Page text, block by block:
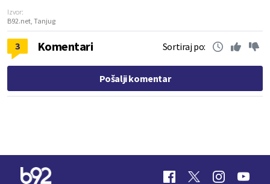
Izvor:
B92.net, Tanjug
3 Komentari Sortiraj po:
Pošalji komentar